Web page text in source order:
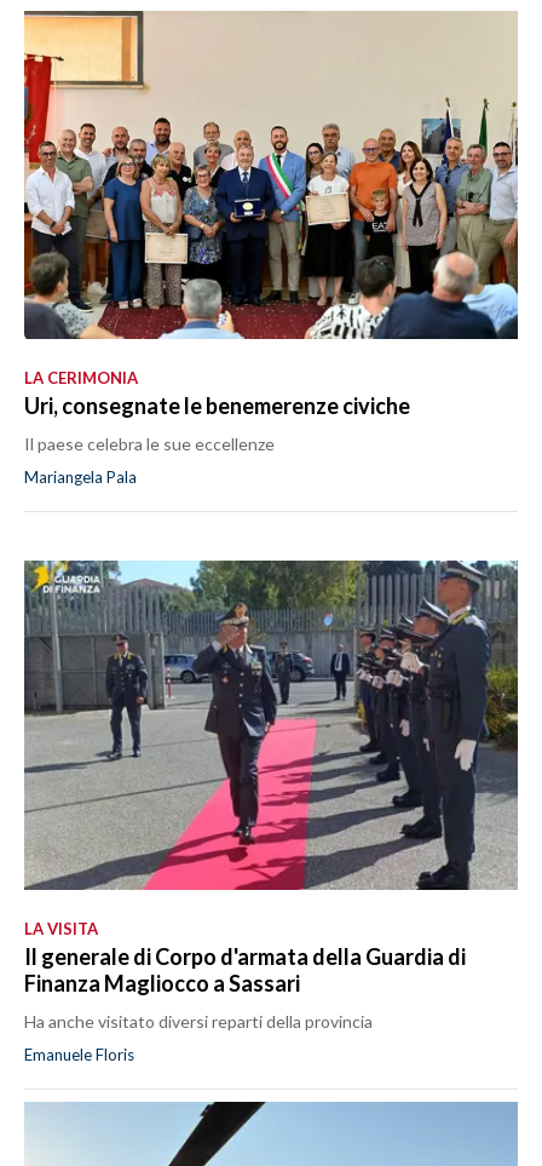
LA CERIMONIA
Uri, consegnate le benemerenze civiche
Il paese celebra le sue eccellenze
Mariangela Pala
LA VISITA
Il generale di Corpo d'armata della Guardia di
Finanza Magliocco a Sassari
Ha anche visitato diversi reparti della provincia
Emanuele Floris